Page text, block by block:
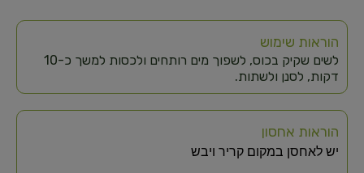
הוראות שימוש
לשים שקיק בכוס, לשפוך מים רותחים ולכסות למשך כ-10
דקות, לסנן ולשתות.
הוראות אחסון
יש לאחסן במקום קריר ויבש